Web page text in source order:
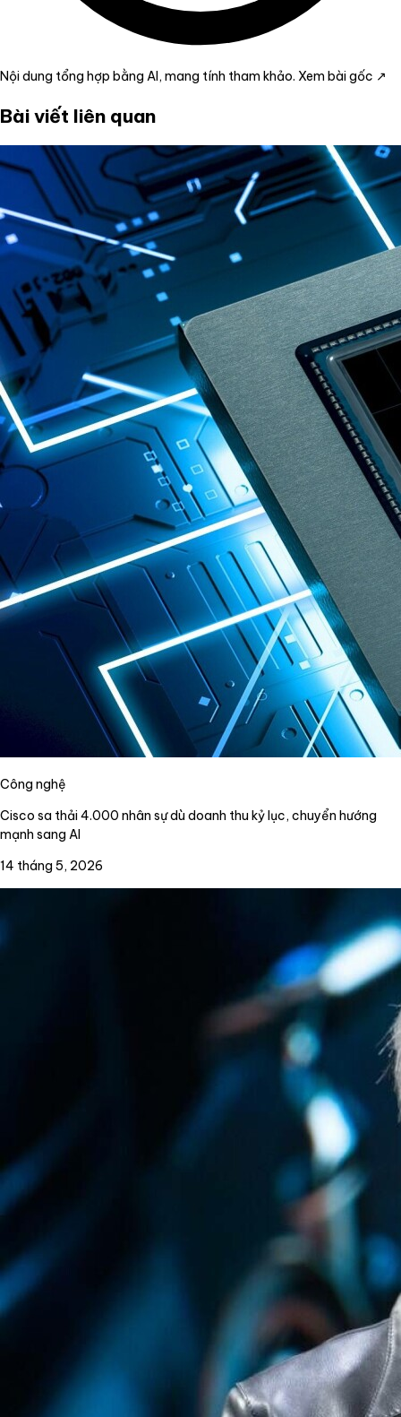
Nội dung tổng hợp bằng AI, mang tính tham khảo. Xem bài gốc ↗
Bài viết liên quan
Công nghệ
Cisco sa thải 4.000 nhân sự dù doanh thu kỷ lục, chuyển hướng
mạnh sang AI
14 tháng 5, 2026